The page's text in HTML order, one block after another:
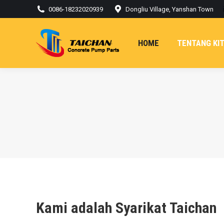
0086-18232020939 Dongliu Village, Yanshan Town
HOME TENTANG
Kami adalah Syarikat Taichan